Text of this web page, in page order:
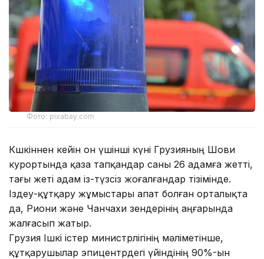
Фото: pixabay.com
Көшкіннен кейін он үшінші күні Грузияның Шови
курортында қаза тапқандар саны 26 адамға жетті,
тағы жеті адам із-түзсіз жоғалғандар тізімінде.
Іздеу-құтқару жұмыстары апат болған орталықта
да, Риони және Чанчахи өзендерінің аңғарында
жалғасып жатыр.
Грузия Ішкі істер министрлігінің мәліметінше,
құтқарушылар эпицентрдегі үйіндінің 90%-ын